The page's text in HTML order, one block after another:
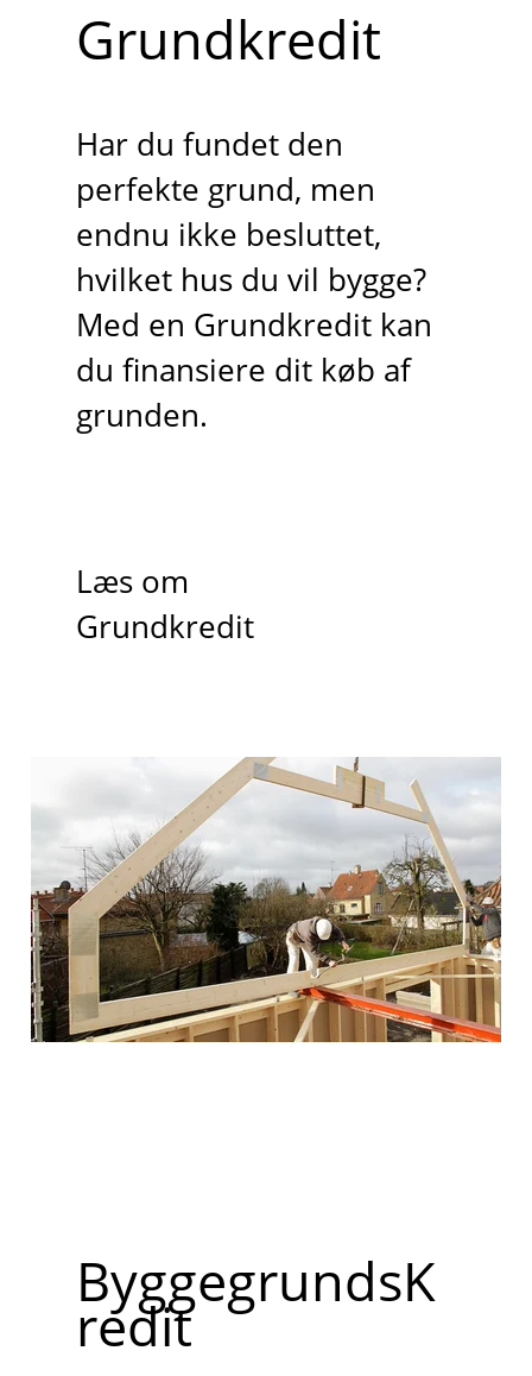
Grundkredit
Har du fundet den
perfekte grund, men
endnu ikke besluttet,
hvilket hus du vil bygge?
Med en Grundkredit kan
du finansiere dit køb af
grunden.
Læs om
Grundkredit
ByggegrundsK
redit